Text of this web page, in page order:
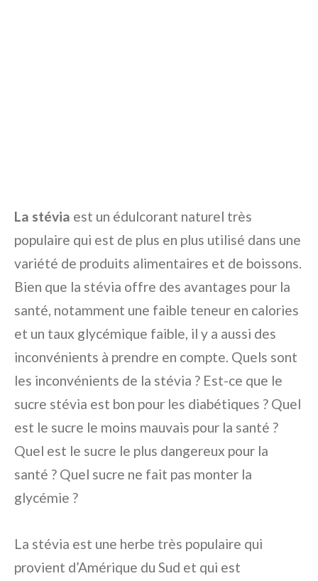
La stévia est un édulcorant naturel très
populaire qui est de plus en plus utilisé dans une
variété de produits alimentaires et de boissons.
Bien que la stévia offre des avantages pour la
santé, notamment une faible teneur en calories
et un taux glycémique faible, il y a aussi des
inconvénients à prendre en compte. Quels sont
les inconvénients de la stévia ? Est-ce que le
sucre stévia est bon pour les diabétiques ? Quel
est le sucre le moins mauvais pour la santé ?
Quel est le sucre le plus dangereux pour la
santé ? Quel sucre ne fait pas monter la
glycémie ?
La stévia est une herbe très populaire qui
provient d’Amérique du Sud et qui est